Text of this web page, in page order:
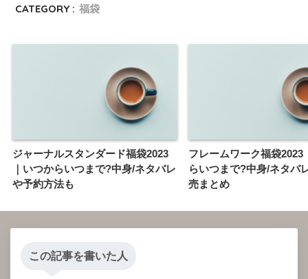
CATEGORY : 福袋
ジャーナルスタンダード福袋2023
｜いつからいつまで?中身/ネタバレ
や予約方法も
フレームワーク福袋2023
らいつまで?中身/ネタバ
売まとめ
この記事を書いた人